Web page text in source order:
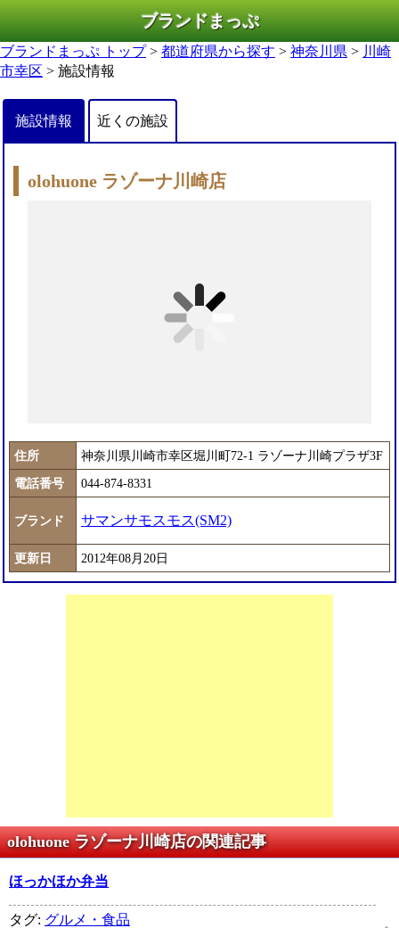
ブランドまっぷ
ブランドまっぷ トップ> 都道府県から探す > 神奈川県 > 川崎
市幸区 > 施設情報
施設情報 近くの施設
olohuone ラゾーナ川崎店
住所
神奈川県川崎市幸区堀川町72-1 ラゾーナ川崎プラザ3F
電話番号
044-874-8331
ブランド サマンサモスモス(SM2)
更新日 2012年08月20日
olohuone ラゾーナ川崎店の関連記事
ほっかほか弁当
タグ: グルメ・食品